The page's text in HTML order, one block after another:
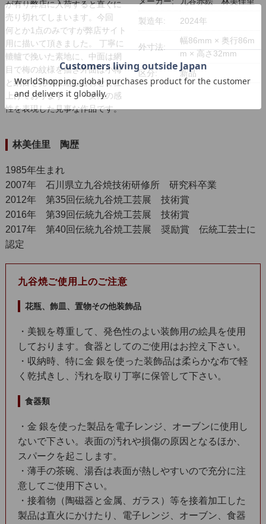
が有り弊店に入荷すると直ぐに
売り切れてしまいます。今回
何とか1点のみですが弊店サイト
用に描いて頂きました。 丁寧に
轆轤で挽いた素地に、中面は網
目で梅の紋様を描き外面は小梅
と網目を見事に組み合わせて仕
上げております・・・女性の感
性を表現した見事な作品です。
製造年: 2024年
外寸法:
幅86mm × 奥行86m
m × 高さ32mm
区分: 新品
林美佳里 陶歴
1985年生まれ
2007年 石川県立九谷焼技術研修所 研究科卒業
2012年 第35回伝統九谷焼工芸展 技術賞
2016年 第39回伝統九谷焼工芸展 技術賞
2017年 第40回伝統九谷焼工芸展 奨励賞 伝統工芸士に
認定
九谷焼ご使用上のご注意
花瓶、飾皿、置物その他装飾品
・美観を尊重して、発色性のよい装飾用の絵具を使用
しております。食器としてのご使用はお控え下さい。
・収納時、特に金 銀を使った装飾品は柔らかな布で軽
く乾拭きし、汚れを取り丁寧に保管して下さい。
食器類
・金 銀を使った製品を電子レンジ、オーブンに使用し
ないで下さい。表面の汚れや損傷の原因となるほか、
スパークを起こします。
・薄手の茶碗、湯呑は表面が熱しやすいので充分に注
意してご使用下さい。
・接着物（陶磁器と金属、ガラス）等を接着加工した
製品は直火にかけたり、電子レンジ、オーブン、食器